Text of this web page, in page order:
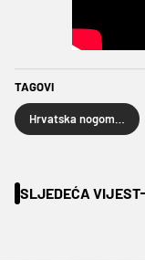
TAGOVI
Hrvatska nogometna liga
SLJEDEĆA VIJEST